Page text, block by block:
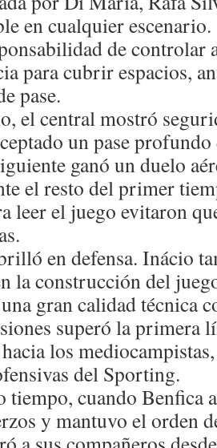
en cualquier
de controlar
para cubrir espacios,
pase.
el central mostró
un pase profundo
ganó un duelo
el resto del primer
leer el juego evitaron
en defensa. Inácio
la construcción del
gran calidad técnica
superó la primera
los
del Sporting.
tiempo, cuando Benfica
y mantuvo el orden